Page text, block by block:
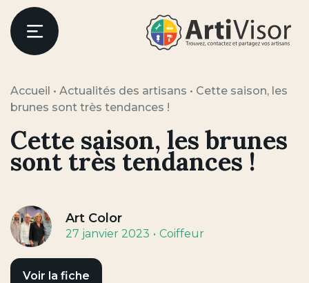
Accueil • Actualités des artisans • Cette saison, les
brunes sont très tendances !
Cette saison, les brunes
sont très tendances !
Art Color
27 janvier 2023 Coiffeur
Voir la fiche